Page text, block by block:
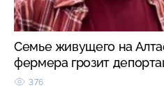
Семье живущего на
фермера грозит
376